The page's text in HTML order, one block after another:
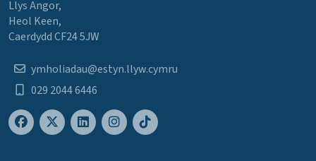
Llys Angor,
Heol Keen,
Caerdydd CF24 5JW
ymholiadau@estyn.llyw.cymru
029 2044 6446